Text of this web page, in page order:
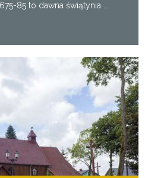
85 to dawna świątynia ...